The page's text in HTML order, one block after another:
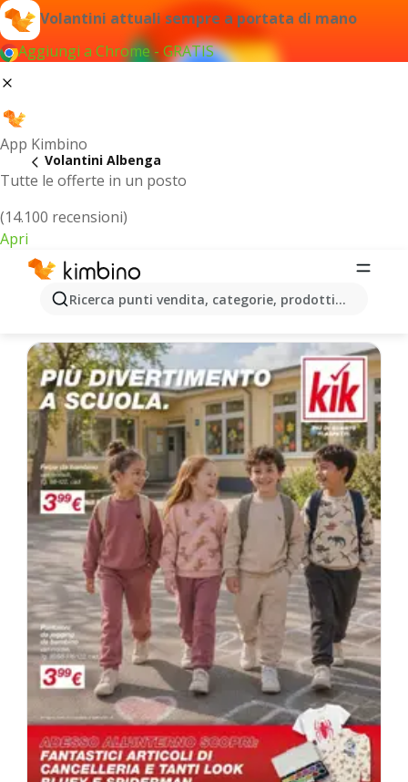
Volantini attuali sempre a portata di mano
Aggiungi a Chrome - GRATIS
App Kimbino
Tutte le offerte in un posto
(14.100 recensioni)
Apri
Ricerca punti vendita, categorie, prodotti...
Volantini Albenga
Albenga - Volantini più recenti